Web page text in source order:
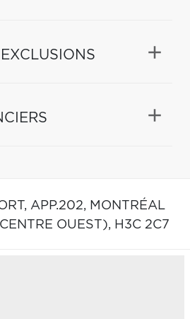
APP.202, MONTRÉAL
OUEST), H3C 2C7